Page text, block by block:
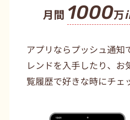
月間 1000万
アプリならプッシュ通知
レンドを入手したり、お
覧履歴で好きな時にチェ